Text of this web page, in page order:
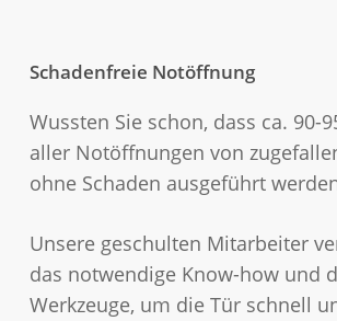
Schadenfreie Notöffnung
Wussten Sie schon, dass ca. 90-
aller Notöffnungen von
ohne Schaden ausgeführt
Unsere geschulten Mitarbeiter
das notwendige Know-how und
Werkzeuge, um die Tür schnell